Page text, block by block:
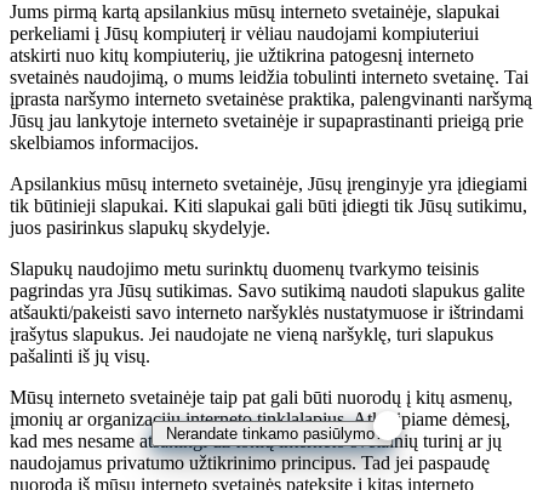
Jums pirmą kartą apsilankius mūsų interneto svetainėje, slapukai
perkeliami į Jūsų kompiuterį ir vėliau naudojami kompiuteriui
atskirti nuo kitų kompiuterių, jie užtikrina patogesnį interneto
svetainės naudojimą, o mums leidžia tobulinti interneto svetainę. Tai
įprasta naršymo interneto svetainėse praktika, palengvinanti naršymą
Jūsų jau lankytoje interneto svetainėje ir supaprastinanti prieigą prie
skelbiamos informacijos.
Apsilankius mūsų interneto svetainėje, Jūsų įrenginyje yra įdiegiami
tik būtinieji slapukai. Kiti slapukai gali būti įdiegti tik Jūsų sutikimu,
juos pasirinkus slapukų skydelyje.
Slapukų naudojimo metu surinktų duomenų tvarkymo teisinis
pagrindas yra Jūsų sutikimas. Savo sutikimą naudoti slapukus galite
atšaukti/pakeisti savo interneto naršyklės nustatymuose ir ištrindami
įrašytus slapukus. Jei naudojate ne vieną naršyklę, turi slapukus
pašalinti iš jų visų.
Mūsų interneto svetainėje taip pat gali būti nuorodų į kitų asmenų,
įmonių ar organizacijų interneto tinklalapius. Atkreipiame dėmesį,
kad mes nesame atsakingi už tokių interneto svetainių turinį ar jų
naudojamus privatumo užtikrinimo principus. Tad jei paspaudę
nuorodą iš mūsų interneto svetainės pateksite į kitas interneto
Nerandate tinkamo pasiūlymo?